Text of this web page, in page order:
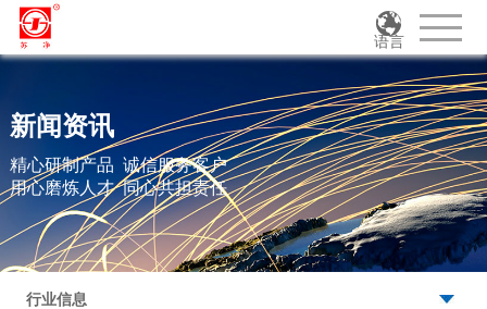
语言
新闻资讯
精心研制产品 诚信服务客户
用心磨炼人才 同心共担责任
行业信息